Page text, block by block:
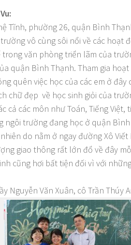
Tĩnh, phường 26, quận Bình
vô cùng sôi nổi về các hoạt
trong văn phòng triển lãm của
quận Bình Thạnh. Tham gia
quên việc học của các em ở
chữ đẹp về học sinh giỏi của
cả các môn như Toán, Tiếng
ngôi trường đang học ở quận
do nằm ở ngay đường Xô
giao thông rất lớn đổ về đây
cũng hơi bất tiện đối vì với
Nguyễn Văn Xuân, cô Trần Thúy